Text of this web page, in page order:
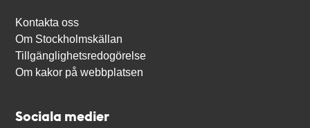
Kontakta oss
Om Stockholmskällan
Tillgänglighetsredogörelse
Om kakor på webbplatsen
Sociala medier